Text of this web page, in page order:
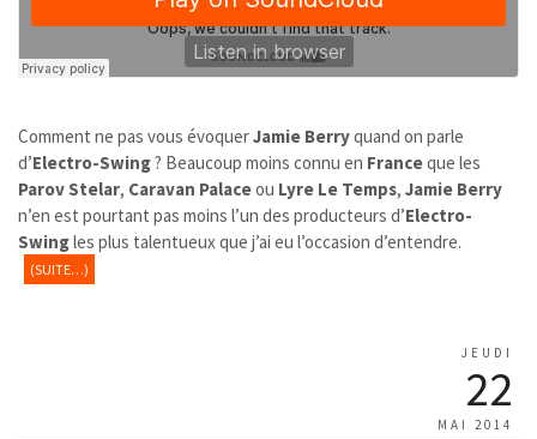
Comment ne pas vous évoquerJamie Berryquand on parle
d’Electro-Swing? Beaucoup moins connu en Franceque les
Parov Stelar, Caravan Palaceou Lyre Le Temps, Jamie Berry
n’en est pourtant pas moins l’un des producteurs d’Electro-
Swingles plus talentueux que j’ai eu l’occasion d’entendre.
(SUITE…)
JEUDI
22
MAI 2014